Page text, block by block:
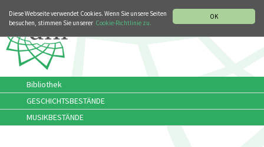
OK
Diese Webseite verwendet Cookies. Wenn Sie unsere Seiten
besuchen, stimmen Sie unserer Cookie-Richtlinie zu.
Bibliothek
GESCHICHTSBESTÄNDE
MUSIKBESTÄNDE